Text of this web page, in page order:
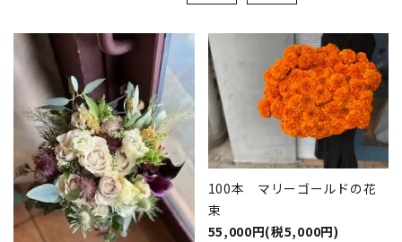
100本 マリーゴールドの花
束
55,000円(税5,000円)